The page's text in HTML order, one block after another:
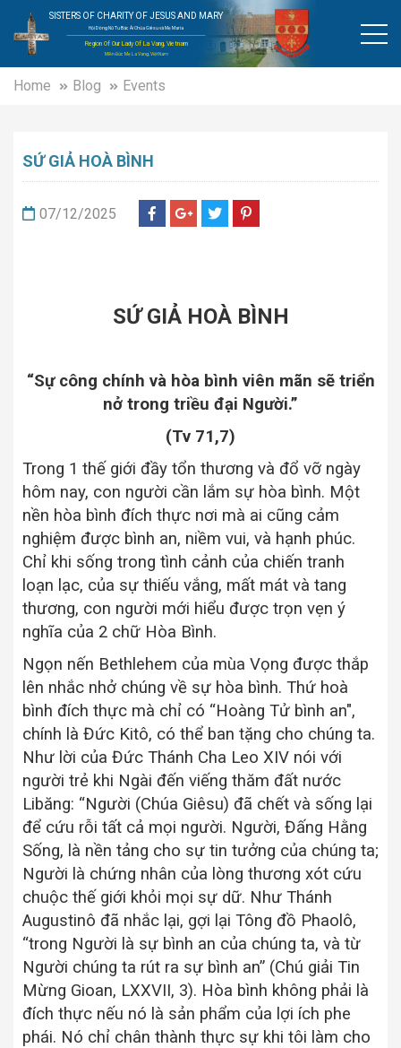
SISTERS OF CHARITY OF JESUS AND MARY
Hội Dòng Nữ Tu Bác Ái Chúa Giêsu và Mẹ Maria
Region Of Our Lady Of La Vang, Vietnam
Miền Đức Mẹ La Vang, Việt Nam
Home Blog Events
SỨ GIẢ HOÀ BÌNH
07/12/2025
SỨ GIẢ HOÀ BÌNH
“Sự công chính và hòa bình viên mãn sẽtriển
nở trong triều đại Người.”
(Tv 71,7)
Trong 1 thế giới đầy tổn thương và đổ vỡ ngày
hôm nay, con người cần lắm sự hòa bình. Một
nền hòa bình đích thực nơi mà ai cũng cảm
nghiệm được bình an, niềm vui, và hạnh phúc.
Chỉ khi sống trong tình cảnh của chiến tranh
loạn lạc, của sự thiếu vắng, mất mát và tang
thương, con người mới hiểu được trọn vẹn ý
nghĩa của 2 chữ Hòa Bình.
Ngọn nến Bethlehem của mùa Vọng được thắp
lên nhắc nhở chúng về sự hòa bình. Thứ hoà
bình đích thực mà chỉ có “Hoàng Tử bình an",
chính là Đức Kitô, có thể ban tặng cho chúng ta.
Như lời của Đức Thánh Cha Leo XIV nói với
người trẻ khi Ngài đến viếng thăm đất nước
Libăng: “Người (Chúa Giêsu) đã chết và sống lại
để cứu rỗi tất cả mọi người. Người, Đấng Hằng
Sống, là nền tảng cho sự tin tưởng của chúng ta;
Người là chứng nhân của lòng thương xót cứu
chuộc thế giới khỏi mọi sự dữ. Như Thánh
Augustinô đã nhắc lại, gợi lại Tông đồ Phaolô,
“trong Người là sự bình an của chúng ta, và từ
Người chúng ta rút ra sự bình an” (Chú giải Tin
Mừng Gioan, LXXVII, 3). Hòa bình không phải là
đích thực nếu nó là sản phẩm của lợi ích phe
phái. Nó chỉ chân thành thực sự khi tôi làm cho